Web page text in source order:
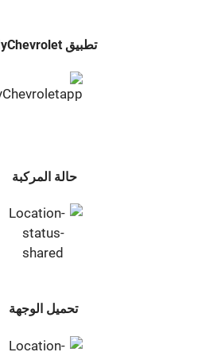
تطبيق MyChevrolet
حالة المركبة
تحميل الوجهة